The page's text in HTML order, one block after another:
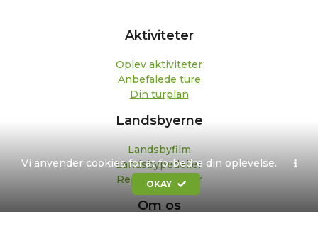
Vi anvender cookies for at forbedre din oplevelse.
OKAY
Aktiviteter
Oplev aktiviteter
Anbefalede ture
Din turplan
Landsbyerne
Landsbyfilm
Landsbypedeller
Repræsentanter
Om os